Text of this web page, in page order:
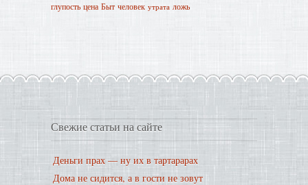
глупость цена Быт человек утрата ложь
Свежие статьи на сайте
Деньги прах — ну их в тартарарах
Дома не сидится, а в гости не зовут